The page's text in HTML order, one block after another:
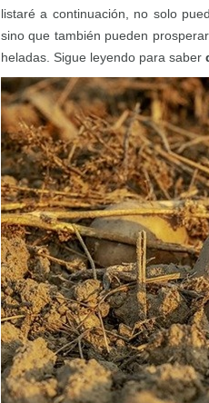
listaré a continuación, no solo
sino que también pueden
heladas. Sigue leyendo para saber